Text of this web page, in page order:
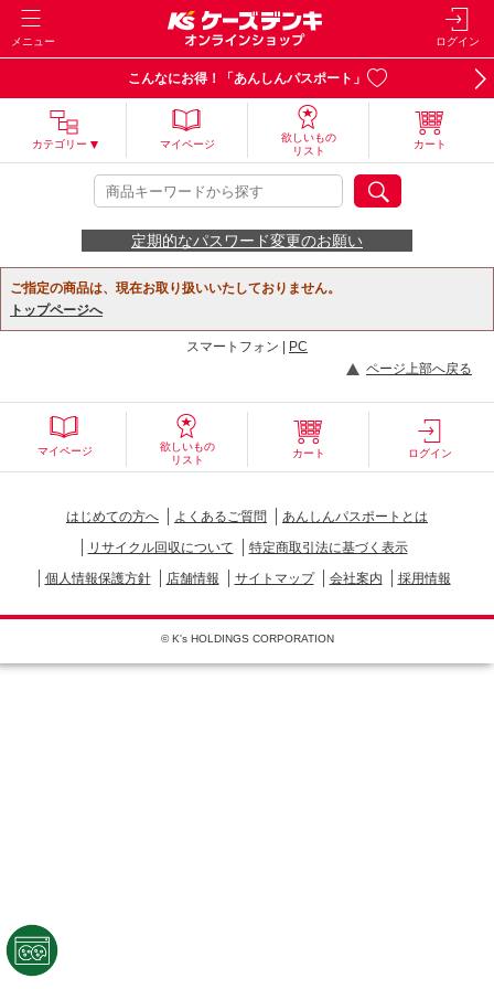
メニュー ログイン
こんなにお得！「あんしんパスポート」
カテゴリー マイページ
欲しいもの
リスト
カート
定期的なパスワード変更のお願い
ご指定の商品は、現在お取り扱いいたしておりません。
トップページへ
スマートフォン |
PC
ページ上部へ戻る
マイページ
欲しいもの
リスト
カート ログイン
はじめての方へ よくあるご質問
あんしんパスポートとは
リサイクル回収について
特定商取引法に基づく表示
個人情報保護方針
店舗情報 サイトマップ 会社案内 採用情報
© K's HOLDINGS CORPORATION